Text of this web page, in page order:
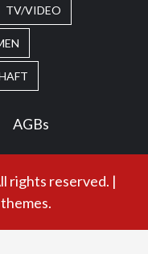
TV/VIDEO
AGBs
rights reserved. |